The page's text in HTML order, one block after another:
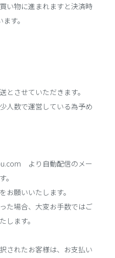
い物に進まれますと決済時
す。
とさせていただきます。
人数で運営している為予め
より自動配信のメー
。
お願いいたします。
た場合、大変お手数ではご
します。
されたお客様は、お支払い